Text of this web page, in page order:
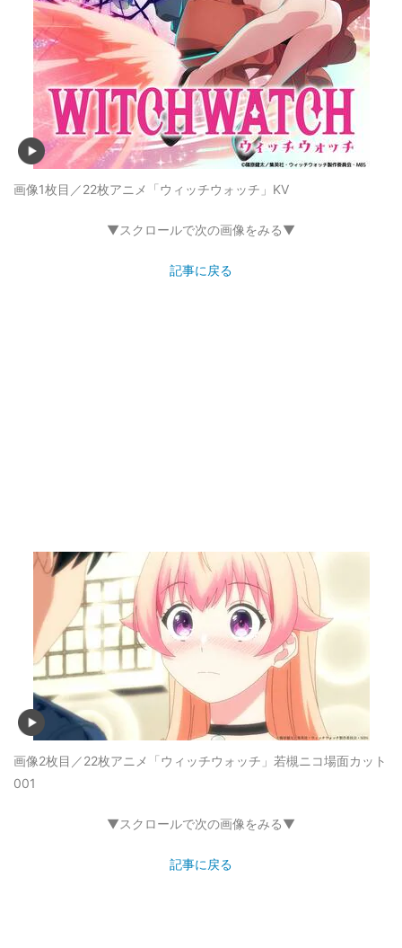
画像1枚目／22枚アニメ「ウィッチウォッチ」KV
▼スクロールで次の画像をみる▼
記事に戻る
画像2枚目／22枚アニメ「ウィッチウォッチ」若槻ニコ場面カット
001
▼スクロールで次の画像をみる▼
記事に戻る